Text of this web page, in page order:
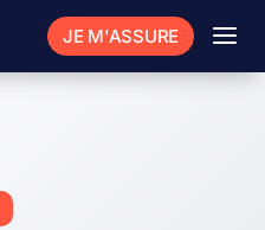
JE M'ASSURE a